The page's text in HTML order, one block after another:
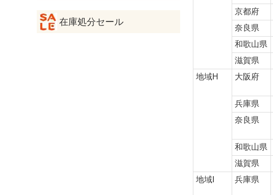
在庫処分セール
京都府
奈良県
和歌山県
滋賀県
地域H
大阪府
兵庫県
奈良県
和歌山県
滋賀県
地域I
兵庫県